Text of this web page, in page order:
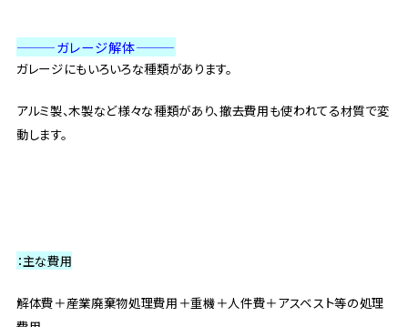
———ガレージ解体———
ガレージにもいろいろな種類があります。
アルミ製、木製など様々な種類があり、撤去費用も使われてる材質で変
動します。
：主な費用
解体費＋産業廃棄物処理費用＋重機＋人件費＋アスベスト等の処理